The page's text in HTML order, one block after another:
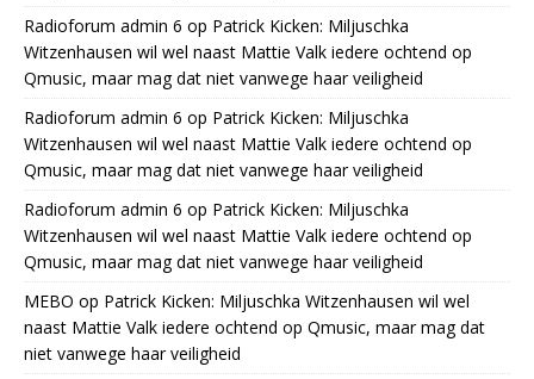
Radioforum admin 6 op Patrick Kicken: Miljuschka
Witzenhausen wil wel naast Mattie Valk iedere ochtend op
Qmusic, maar mag dat niet vanwege haar veiligheid
Radioforum admin 6 op Patrick Kicken: Miljuschka
Witzenhausen wil wel naast Mattie Valk iedere ochtend op
Qmusic, maar mag dat niet vanwege haar veiligheid
Radioforum admin 6 op Patrick Kicken: Miljuschka
Witzenhausen wil wel naast Mattie Valk iedere ochtend op
Qmusic, maar mag dat niet vanwege haar veiligheid
MEBO op Patrick Kicken: Miljuschka Witzenhausen wil wel
naast Mattie Valk iedere ochtend op Qmusic, maar mag dat
niet vanwege haar veiligheid